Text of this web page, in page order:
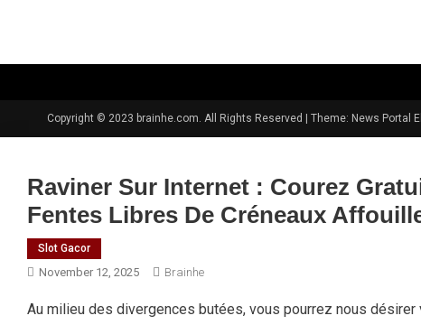
Copyright © 2023 brainhe.com. All Rights Reserved Theme: News Portal
Raviner Sur Internet : Courez
Fentes Libres De Créneaux
Slot Gacor
November 12, 2025 Brainhe
Au milieu des divergences butées, vous pourrez nous